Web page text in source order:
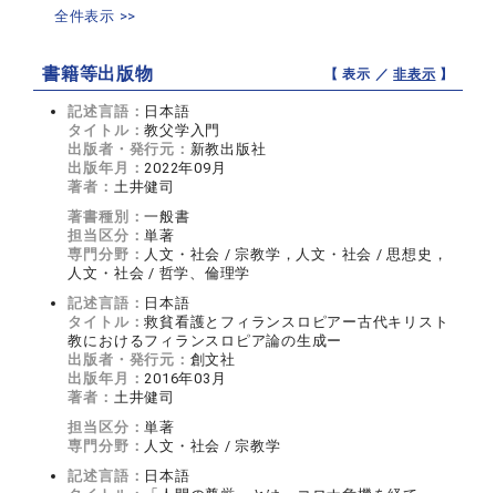
全件表示 >>
書籍等出版物 【 表示 ／非表示 】
記述言語： 日本語
タイトル：教父学入門
出版者・発行元： 新教出版社
出版年月：2022年09月
著者： 土井健司
著書種別：一般書
担当区分：単著
専門分野： 人文・社会 / 宗教学，人文・社会 / 思想史，
人文・社会 / 哲学、倫理学
記述言語： 日本語
タイトル：救貧看護とフィランスロピアー古代キリスト
教におけるフィランスロピア論の生成ー
出版者・発行元： 創文社
出版年月：2016年03月
著者： 土井健司
担当区分：単著
専門分野： 人文・社会 / 宗教学
記述言語： 日本語